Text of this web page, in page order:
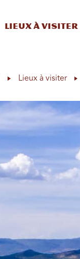
Lieux à visiter
Lieux à visiter